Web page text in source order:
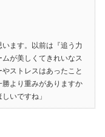
います。以前は『追う力
が美しくてきれいなス
ストレスはあったこと
より重みがありますか
いですね」